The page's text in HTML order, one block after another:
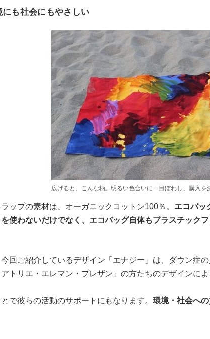
にも社会にもやさしい
広げると、こんな柄。明るい色合いに一目ぼれし、購入を
ラップの素材は、オーガニックコットン100％。 エコバッ
使わないだけでなく、エコバッグ自体もプラスチック
今回ご紹介しているデザイン「エナジー」は、ダウン症
アトリエ・エレマン・プレザン」の方たちのデザインによ
で彼らの活動のサポートにもなります。 環境・社会へ